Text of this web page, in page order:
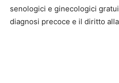
senologici e ginecologici
diagnosi precoce e il diritto